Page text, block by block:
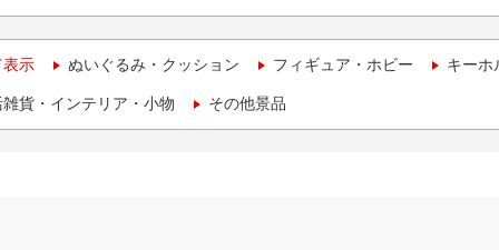
表示 ぬいぐるみ・クッション フィギュア・ホビー キーホ
貨・インテリア・小物 その他景品